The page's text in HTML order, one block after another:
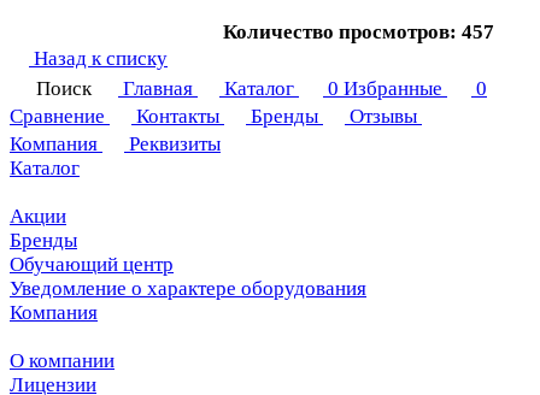
Количество просмотров: 457
Назад к списку
Поиск
Главная Каталог 0 Избранные
0
Сравнение
Контакты Бренды
Отзывы
Компания
Реквизиты
Каталог
Акции
Бренды
Обучающий центр
Уведомление о характере оборудования
Компания
О компании
Лицензии